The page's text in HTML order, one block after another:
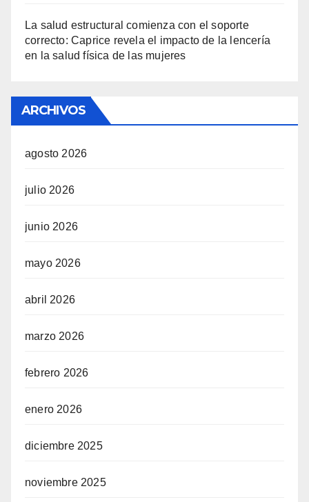
La salud estructural comienza con el soporte
correcto: Caprice revela el impacto de la lencería
en la salud física de las mujeres
ARCHIVOS
agosto 2026
julio 2026
junio 2026
mayo 2026
abril 2026
marzo 2026
febrero 2026
enero 2026
diciembre 2025
noviembre 2025